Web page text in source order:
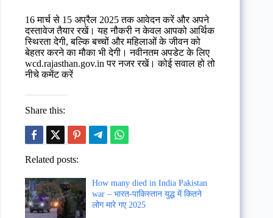
16 मार्च से 15 अप्रैल 2025 तक आवेदन करें और अपने
दस्तावेज तैयार रखें। यह नौकरी न केवल आपको आर्थिक
स्थिरता देगी, बल्कि बच्चों और महिलाओं के जीवन को
बेहतर करने का मौका भी देगी। नवीनतम अपडेट के लिए
wcd.rajasthan.gov.in पर नजर रखें। कोई सवाल हो तो
नीचे कमेंट करें
Share this:
Related posts:
How many died in India Pakistan
war – भारत-पाकिस्तान युद्ध में कितने
लोग मारे गए 2025